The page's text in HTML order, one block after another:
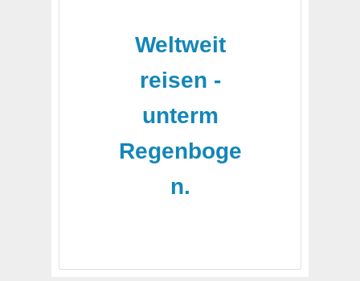
Weltweit
reisen -
unterm
Regenboge
n.